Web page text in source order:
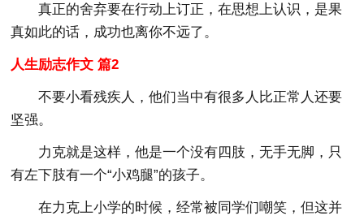
真正的舍弃要在行动上订正，在思想上认识，是果
真如此的话，成功也离你不远了。
人生励志作文 篇2
不要小看残疾人，他们当中有很多人比正常人还要
坚强。
力克就是这样，他是一个没有四肢，无手无脚，只
有左下肢有一个“小鸡腿”的孩子。
在力克上小学的时候，经常被同学们嘲笑，但这并